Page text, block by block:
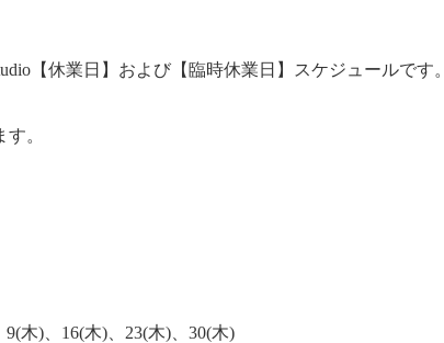
【休業日】および【臨時休業日】スケジュールです。
。
木)、16(木)、23(木)、30(木)